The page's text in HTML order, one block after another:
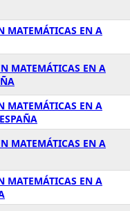
MATEMÁTICAS EN A
MATEMÁTICAS EN A
MATEMÁTICAS EN A
MATEMÁTICAS EN A
MATEMÁTICAS EN A